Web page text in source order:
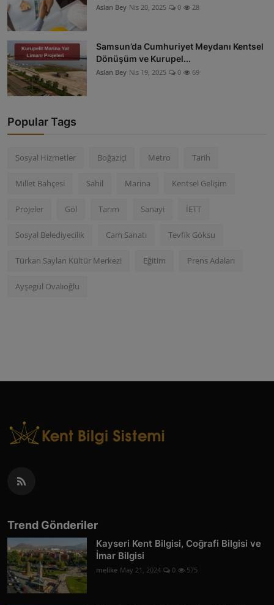
Aslan Bey Nis 20, 2025 0 28
Samsun’da Cumhuriyet Meydanı Kentsel
Dönüşüm ve Kurupel...
Aslan Bey Nis 19, 2025 0 69
Popular Tags
Sosyal Hizmetler Boğaziçi Metro Tarih
Millet Bahçesi Sahil Marina Kentsel Gelişim
Projeler Göl Tarım Sanayi İETT
Sosyal Belediyecilik Cam Sanatı Tevfik Göksu
Türkan Saylan Kültür Merkezi Eğitim Prens Adaları
Ayşegül Ovalıoğlu
Trend Gönderiler
Kayseri Kent Bilgisi, Coğrafi Bilgisi ve
İmar Bilgisi
melike May 21, 2024 0 575